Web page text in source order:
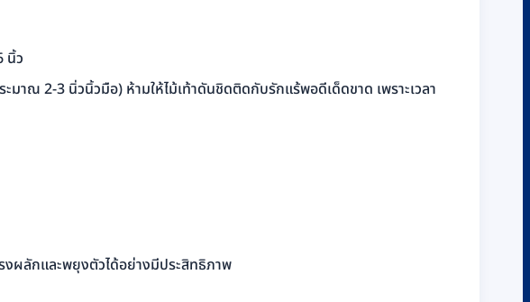
นิ้ว
ณ 2-3 นิ่วนิ้วมือ) ห้ามให้ไม้เท้าดันชิดติดกับรักแร้พอดีเด็ดขาด เพราะเวลา
ผลักและพยุงตัวได้อย่างมีประสิทธิภาพ